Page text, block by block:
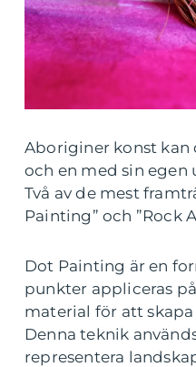
Aboriginer konst kan
och en med sin egen
Två av de mest
Painting” och ”Rock
Dot Painting är en
punkter appliceras
material för att
Denna teknik
representera